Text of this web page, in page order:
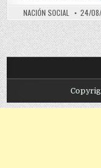
NACIÓN SOCIAL 24/